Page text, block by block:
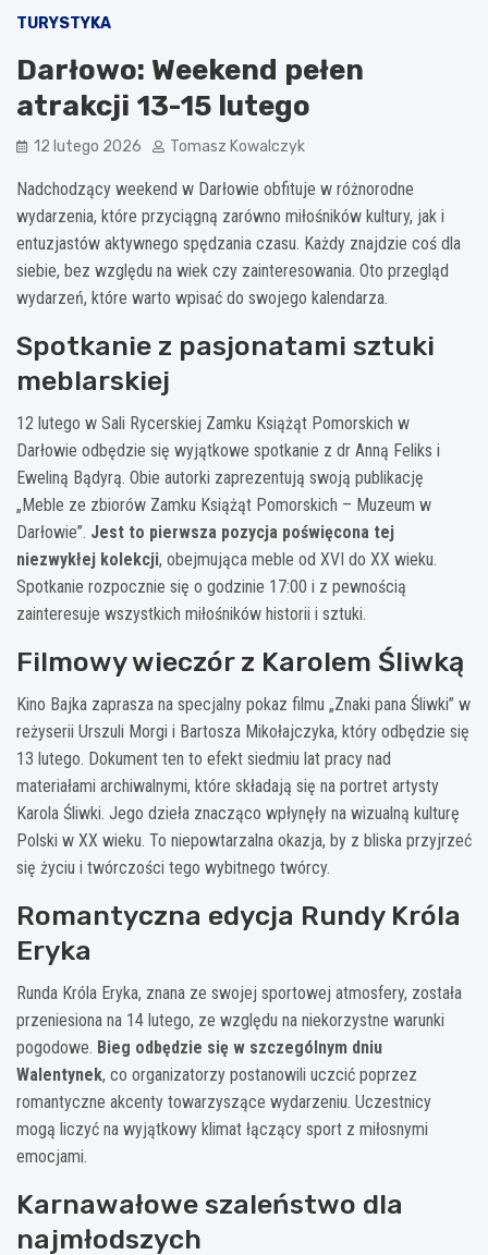
TURYSTYKA
Darłowo: Weekend pełen
atrakcji 13-15 lutego
12 lutego 2026 Tomasz Kowalczyk
Nadchodzący weekend w Darłowie obfituje w różnorodne
wydarzenia, które przyciągną zarówno miłośników kultury, jak i
entuzjastów aktywnego spędzania czasu. Każdy znajdzie coś dla
siebie, bez względu na wiek czy zainteresowania. Oto przegląd
wydarzeń, które warto wpisać do swojego kalendarza.
Spotkanie z pasjonatami sztuki
meblarskiej
12 lutego w Sali Rycerskiej Zamku Książąt Pomorskich w
Darłowie odbędzie się wyjątkowe spotkanie z dr Anną Feliks i
Eweliną Bądyrą. Obie autorki zaprezentują swoją publikację
„Meble ze zbiorów Zamku Książąt Pomorskich – Muzeum w
Darłowie”. Jest to pierwsza pozycja poświęcona tej
niezwykłej kolekcji, obejmująca meble od XVI do XX wieku.
Spotkanie rozpocznie się o godzinie 17:00 i z pewnością
zainteresuje wszystkich miłośników historii i sztuki.
Filmowy wieczór z Karolem Śliwką
Kino Bajka zaprasza na specjalny pokaz filmu „Znaki pana Śliwki” w
reżyserii Urszuli Morgi i Bartosza Mikołajczyka, który odbędzie się
13 lutego. Dokument ten to efekt siedmiu lat pracy nad
materiałami archiwalnymi, które składają się na portret artysty
Karola Śliwki. Jego dzieła znacząco wpłynęły na wizualną kulturę
Polski w XX wieku. To niepowtarzalna okazja, by z bliska przyjrzeć
się życiu i twórczości tego wybitnego twórcy.
Romantyczna edycja Rundy Króla
Eryka
Runda Króla Eryka, znana ze swojej sportowej atmosfery, została
przeniesiona na 14 lutego, ze względu na niekorzystne warunki
pogodowe. Bieg odbędzie się w szczególnym dniu
Walentynek, co organizatorzy postanowili uczcić poprzez
romantyczne akcenty towarzyszące wydarzeniu. Uczestnicy
mogą liczyć na wyjątkowy klimat łączący sport z miłosnymi
emocjami.
Karnawałowe szaleństwo dla
najmłodszych